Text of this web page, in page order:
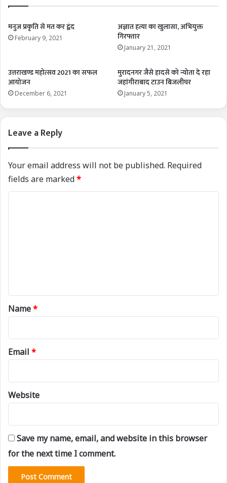
मनुज प्रकृति से मत कर द्वंद
February 9, 2021
अज्ञात हत्या का खुलासा, अभियुक्त
गिरफ्तार
January 21, 2021
उत्तराखण्ड महोत्सव 2021 का सफल
आयोजन
December 6, 2021
मुरादनगर जैसे हादसे को न्योता दे रहा
जहांगीराबाद टाउन बिजलीघर
January 5, 2021
Leave a Reply
Your email address will not be published. Required
fields are marked*
*
Name*
Email *
Website
Save my name, email, and website in this browser
for the next time I comment.